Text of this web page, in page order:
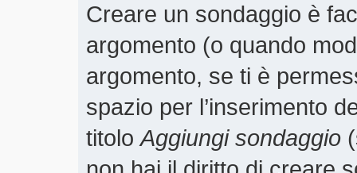
Creare un sondaggio è
argomento (o quando
argomento, se ti è
spazio per l’inserimento
titoloAggiungi sondaggio